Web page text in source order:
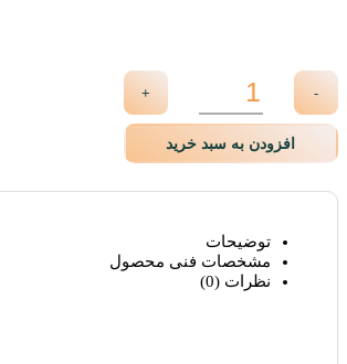
-
+
افزودن به سبد خرید
توضیحات
مشخصات فنی محصول
نظرات (0)